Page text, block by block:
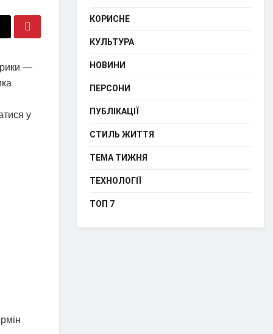
—
у
КОРИСНЕ
КУЛЬТУРА
НОВИНИ
ПЕРСОНИ
ПУБЛІКАЦІЇ
СТИЛЬ ЖИТТЯ
ТЕМА ТИЖНЯ
ТЕХНОЛОГІЇ
ТОП 7